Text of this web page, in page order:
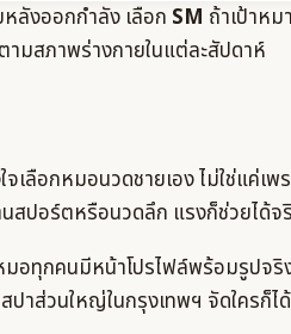
ลังออกกำลัง เลือก SM ถ้าเป้าห
ามสภาพร่างกายในแต่ละสัปดาห์
เลือกหมอนวดชายเอง ไม่ใช่แค่เ
สปอร์ตหรือนวดลึก แรงก็ช่วยได้จ
อทุกคนมีหน้าโปรไฟล์พร้อมรูปจ
สปาส่วนใหญ่ในกรุงเทพฯ จัดใครก็